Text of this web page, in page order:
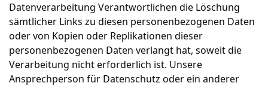
Datenverarbeitung Verantwortlichen die Löschung
sämtlicher Links zu diesen personenbezogenen Daten
oder von Kopien oder Replikationen dieser
personenbezogenen Daten verlangt hat, soweit die
Verarbeitung nicht erforderlich ist. Unsere
Ansprechperson für Datenschutz oder ein anderer